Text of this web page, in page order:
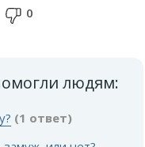
0
людям:
(1 ответ)